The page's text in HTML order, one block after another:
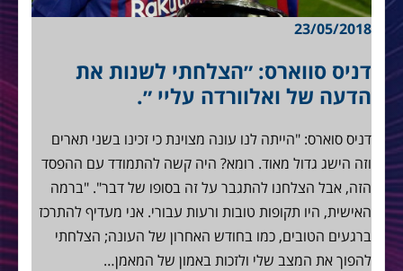
23/05/2018
דניס סווארס: ״הצלחתי לשנות את
הדעה של ואלוורדה עליי ״.
דניס סוארס: "הייתה לנו עונה מצוינת כי זכינו בשני תארים
וזה הישג גדול מאוד. רומא? היה קשה להתמודד עם ההפסד
הזה, אבל הצלחנו להתגבר על זה בסופו של דבר". "ברמה
האישית, היו תקופות טובות ורעות עבורי. אני מעדיף להתרכז
ברגעים הטובים, כמו בחודש האחרון של העונה; הצלחתי
להפוך את המצב שלי ולזכות באמון של המאמן…